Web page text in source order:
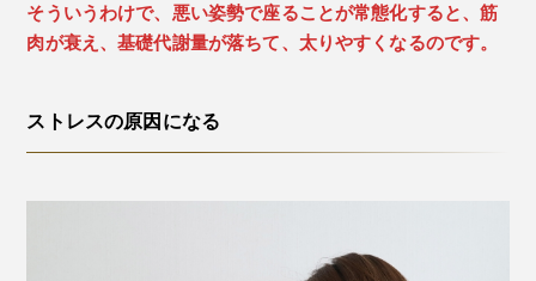
そういうわけで、悪い姿勢で座ることが常態化すると、筋
肉が衰え、基礎代謝量が落ちて、太りやすくなるのです。
ストレスの原因になる